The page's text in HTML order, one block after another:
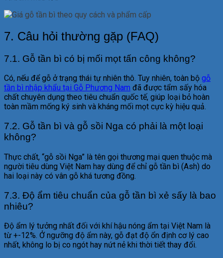
7. Câu hỏi thường gặp (FAQ)
7.1. Gỗ tần bì có bị mối mọt tấn công không?
Có, nếu để gỗ ở trạng thái tự nhiên thô. Tuy nhiên, toàn bộ gỗ
tần bì nhập khẩu tại Gỗ Phương Nam đã được tẩm sấy hóa
chất chuyên dụng theo tiêu chuẩn quốc tế, giúp loại bỏ hoàn
toàn mầm mống ký sinh và kháng mối mọt cực kỳ hiệu quả.
7.2. Gỗ tần bì và gỗ sồi Nga có phải là một loại
không?
Thực chất, “gỗ sồi Nga” là tên gọi thương mại quen thuộc mà
người tiêu dùng Việt Nam hay dùng để chỉ gỗ tần bì (Ash) do
hai loại này có vân gỗ khá tương đồng.
7.3. Độ ẩm tiêu chuẩn của gỗ tần bì xẻ sấy là bao
nhiêu?
Độ ẩm lý tưởng nhất đối với khí hậu nóng ẩm tại Việt Nam là
từ +-12%. Ở ngưỡng độ ẩm này, gỗ đạt độ ổn định cơ lý cao
nhất, không lo bị co ngót hay nứt nẻ khi thời tiết thay đổi.